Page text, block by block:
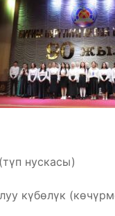
нускасы)
күбөлүк